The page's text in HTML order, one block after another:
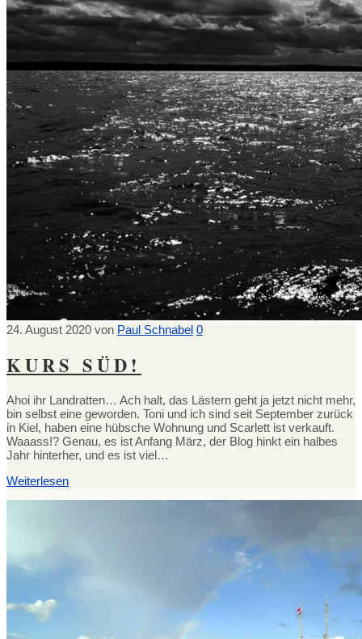
24. August 2020 von Paul Schnabel 0
KURS SÜD!
Ahoi ihr Landratten… Ach halt, das Lästern geht ja jetzt nicht mehr,
bin selbst eine geworden. Toni und ich sind seit September zurück
in Kiel, haben eine hübsche Wohnung und Scarlett ist verkauft.
Waaass!? Genau, es ist Anfang März, der Blog hinkt ein halbes
Jahr hinterher, und es ist viel…
Weiterlesen